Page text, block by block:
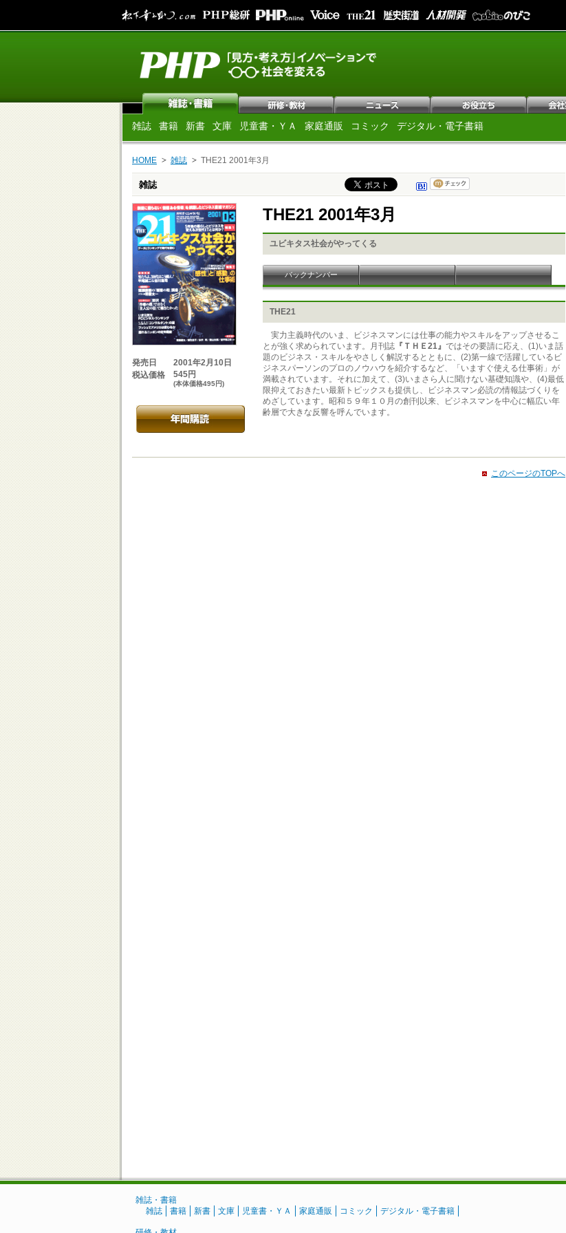
雑誌 書籍 新書 文庫 児童書・ＹＡ 家庭通販 コミック デジタル・電子書籍
HOME 雑誌 THE21 2001年3月
雑誌
発売日
2001年2月10日
税込価格
545円
(本体価格495円)
THE21 2001年3月
ユビキタス社会がやってくる
バックナンバー
THE21
実力主義時代のいま、ビジネスマンには仕事の能力やスキルをアップさせるこ
とが強く求められています。月刊誌 『ＴＨＥ21』 ではその要請に応え、(1)いま話
題のビジネス・スキルをやさしく解説するとともに、(2)第一線で活躍しているビ
ジネスパーソンのプロのノウハウを紹介するなど、「いますぐ使える仕事術」が
満載されています。それに加えて、(3)いまさら人に聞けない基礎知識や、(4)最低
限抑えておきたい最新トピックスも提供し、ビジネスマン必読の情報誌づくりを
めざしています。昭和５９年１０月の創刊以来、ビジネスマンを中心に幅広い年
齢層で大きな反響を呼んでいます。
このページのTOPへ
雑誌・書籍
雑誌
書籍 新書 文庫 児童書・ＹＡ 家庭通販 コミック デジタル・電子書籍